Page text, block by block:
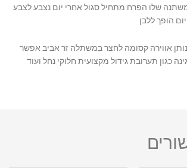
שלו הפרח מתחיל סגול אחרי יום נצבע לצבע
הופך ללבן
אווירה קסומה לחצר במשתלה זר אביב אפשר
כגון תערובת גידול מקצועית חלוקי נחל ועוד